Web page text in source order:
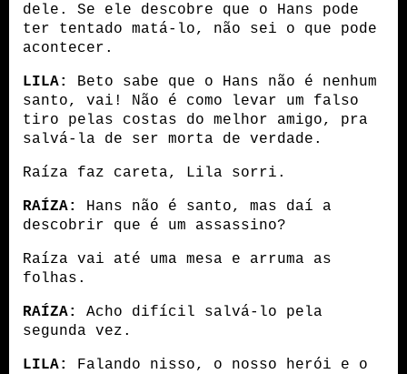
dele. Se ele descobre que o Hans pode
ter tentado matá-lo, não sei o que pode
acontecer.
LILA:
Beto sabe que o Hans não é nenhum
santo, vai! Não é como levar um falso
tiro pelas costas do melhor amigo, pra
salvá-la de ser morta de verdade.
Raíza faz careta, Lila sorri.
RAÍZA:
Hans não é santo, mas daí a
descobrir que é um assassino?
Raíza vai até uma mesa e arruma as
folhas.
RAÍZA:
Acho difícil salvá-lo pela
segunda vez.
LILA:
Falando nisso, o nosso herói e o